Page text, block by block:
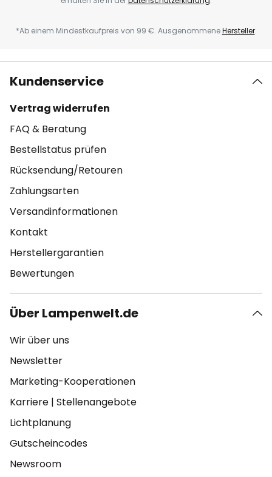
*Ab einem Mindestkaufpreis von 99 €. AusgenommeneHersteller.
Kundenservice
Vertrag widerrufen
FAQ & Beratung
Bestellstatus prüfen
Rücksendung/Retouren
Zahlungsarten
Versandinformationen
Kontakt
Herstellergarantien
Bewertungen
Über Lampenwelt.de
Wir über uns
Newsletter
Marketing-Kooperationen
Karriere | Stellenangebote
Lichtplanung
Gutscheincodes
Newsroom